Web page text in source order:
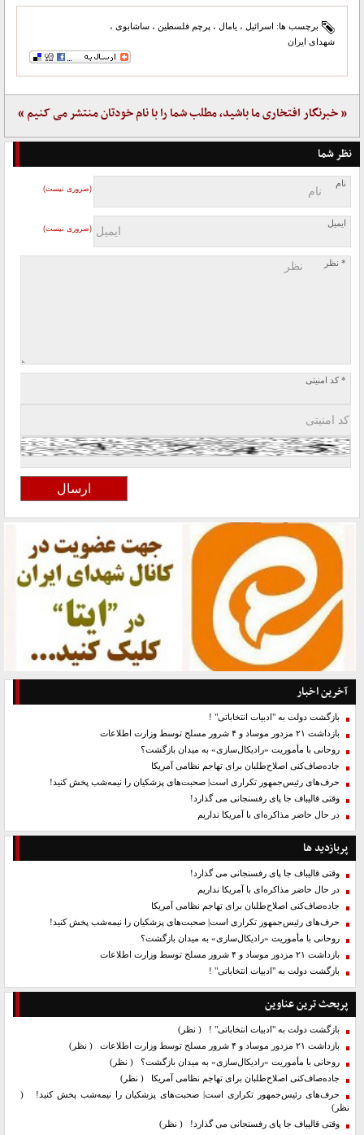
برچسب ها: اسرائیل ، یامال ، پرچم فلسطین ، ساشابوی ،
شهدای ایران
« خبرنگار افتخاری ما باشید، مطلب شما را با نام خودتان منتشر می کنیم »
نظر شما
نام
(ضروری نیست)
ایمیل
(ضروری نیست)
* نظر
* کد امنیتی
آخرین اخبار
بازگشت دولت به "ادبیات انتخاباتی" !
بازداشت ۲۱ مزدور موساد و ۴ شرور مسلح توسط وزارت اطلاعات
روحانی با مأموریت «رادیکال‌سازی» به میدان بازگشت؟
جاده‌صاف‌کنی اصلاح‌طلبان برای تهاجم نظامی آمریکا
حرف‌های رئیس‌جمهور تکراری است| صحبت‌های پزشکیان را نیمه‌شب پخش کنید!
وقتی قالیباف جا پای رفسنجانی می گذارد!
در حال حاضر مذاکره‌ای با آمریکا نداریم
پربازدید ها
وقتی قالیباف جا پای رفسنجانی می گذارد!
در حال حاضر مذاکره‌ای با آمریکا نداریم
جاده‌صاف‌کنی اصلاح‌طلبان برای تهاجم نظامی آمریکا
حرف‌های رئیس‌جمهور تکراری است| صحبت‌های پزشکیان را نیمه‌شب پخش کنید!
روحانی با مأموریت «رادیکال‌سازی» به میدان بازگشت؟
بازداشت ۲۱ مزدور موساد و ۴ شرور مسلح توسط وزارت اطلاعات
بازگشت دولت به "ادبیات انتخاباتی" !
پربحث ترین عناوین
بازگشت دولت به "ادبیات انتخاباتی" ! ( نظر)
بازداشت ۲۱ مزدور موساد و ۴ شرور مسلح توسط وزارت اطلاعات
( نظر)
روحانی با مأموریت «رادیکال‌سازی» به میدان بازگشت؟ ( نظر)
جاده‌صاف‌کنی اصلاح‌طلبان برای تهاجم نظامی آمریکا
( نظر)
حرف‌های رئیس‌جمهور تکراری است| صحبت‌های پزشکیان را نیمه‌شب پخش کنید!
(
نظر)
وقتی قالیباف جا پای رفسنجانی می گذارد! ( نظر)